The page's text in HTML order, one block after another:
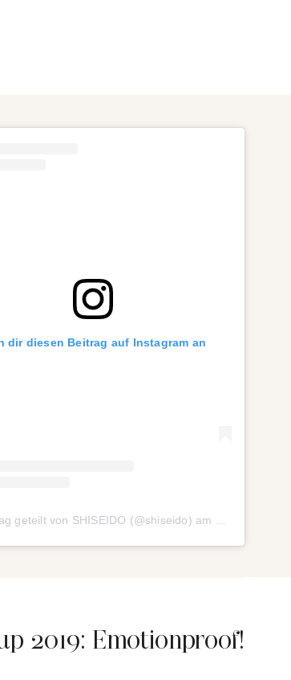
dir diesen Beitrag auf Instagram an
geteilt von SHISEIDO (@shiseido) am
2019: Emotionproof!